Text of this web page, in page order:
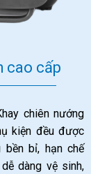
cao cấp
chiên nướng
kiện đều được
bền bỉ, hạn chế
dàng vệ sinh,